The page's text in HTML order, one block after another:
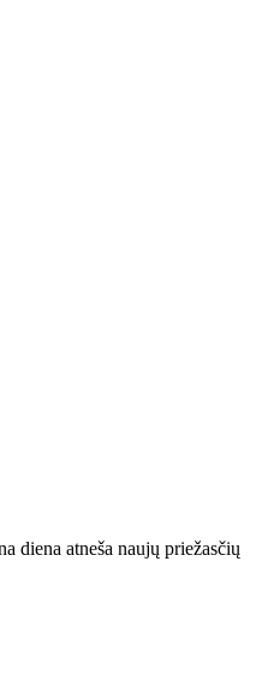
diena atneša naujų priežasčių